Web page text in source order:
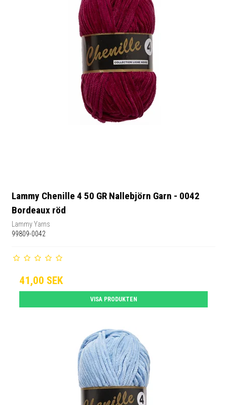
Lammy Chenille 4 50 GR Nallebjörn Garn - 0042
Bordeaux röd
Lammy Yarns
99809-0042
41,00 SEK
VISA PRODUKTEN